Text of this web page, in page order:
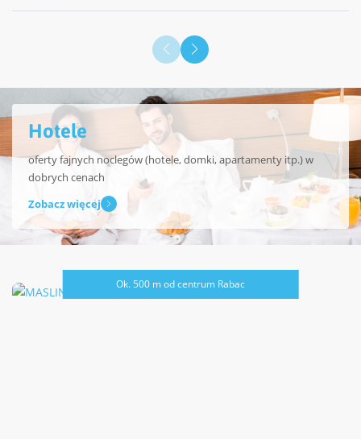
Hotele
oferty fajnych noclegów (hotele, domki, apartamenty itp.) w
dobrych cenach
Zobacz więcej
Ok. 500 m od centrum Rabac